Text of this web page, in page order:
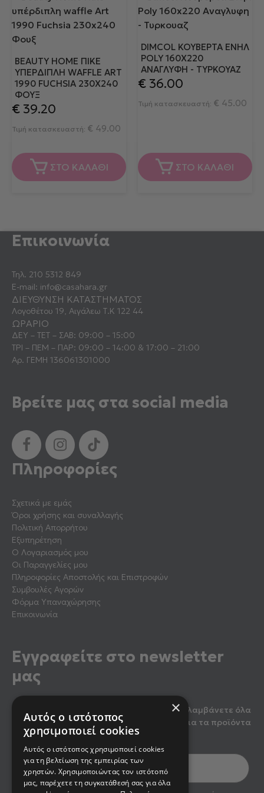
BEAUTY HOME ΠΙΚΈ
ΥΠΈΡΔΙΠΛΗ WAFFLE ART
1990 FUCHSIA 230X240
ΦΟΥΞ
€ 39.20
Τιμή κατασκευαστή: € 49.00
ΣΤΟ ΚΑΛΑΘΙ
DIMCOL ΚΟΥΒΕΡΤΑ ΕΝΗΛ
POLY 160X220
ΑΝΑΓΛΥΦΗ - ΤΥΡΚΟΥΑΖ
€36.00
Τιμή κατασκευαστή: € 45.00
ΣΤΟ ΚΑΛΑΘΙ
Επικοινωνία
Τηλ. 210 5312 849
E-mail: info@casahara.gr
ΔΙΕΥΘΥΝΣΗ ΚΑΤΑΣΤΗΜΑΤΟΣ
Λογοθέτου 19, Αιγάλεω Τ.Κ 122 44
ΩΡΑΡΙΟ
ΔΕΥ – ΤΕΤ – ΣΑΒ: 09:00 – 15:00
ΤΡΙ – ΠΕΜ – ΠΑΡ: 09:00 – 14:00 & 17:00 – 21:00
Αρ. ΓΕΜΗ 136061301000
Βρείτε μας στα social media
Πληροφορίες
Σχετικά με εμάς
Όροι χρήσης και συναλλαγής
Πολιτική Απορρήτου
Εξυπηρέτηση
Ο Λογαριασμός μου
Οι Παραγγελίες μου
Πληροφορίες Αποστολής και Επιστροφών
Συμβουλές Αγορών
Φόρμα Υπαναχώρησης
Επικοινωνία
Εγγραφείτε στο newsletter
μας
Κάντε εγγραφή στο newsletter μας για να λαμβάνετε όλα
τα τελευταία νέα, καθώς και προσφορές για τα προϊόντα
μας.
×
Αυτός ο ιστότοπος
χρησιμοποιεί cookies
Αυτός ο ιστότοπος χρησιμοποιεί cookies
για τη βελτίωση της εμπειρίας των
χρηστών. Χρησιμοποιώντας τον ιστότοπό
μας, παρέχετε τη συγκατάθεσή σας για όλα